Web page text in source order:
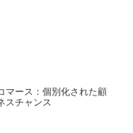
マース：個別化された顧
スチャンス